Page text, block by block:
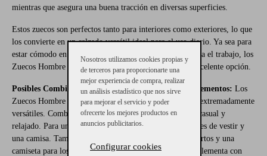
mientras que asegura una buena tracción en diversas superficies.
Estos zuecos son perfectos tanto para interiores como exteriores, lo que
los convierte en un calzado versátil ideal para el uso diario. Ya sea para
estar cómodo en casa, salir a hacer recados o incluso para el trabajo, los
Zuecos Hombre Birkenstock Boston son siempre una excelente opción.
Posibles Combinaciones con Otras Prendas o Complementos: Los
Zuecos Hombre Birkenstock Boston en verde oliva son extremadamente
versátiles. Combínalos con jeans o chinos para un look casual y
relajado. Para un estilo más formal, úsalos con pantalones de vestir y
una camisa. También puedes llevarlos con pantalones cortos y una
camiseta para los días más cálidos. Si lo prefieres, complementa con
Nosotros utilizamos cookies propias y
de terceros para proporcionarte una
mejor experiencia de compra, realizar
un análisis estadístico que nos sirve
para mejorar el servicio y poder
ofrecerte los mejores productos en
anuncios publicitarios.
Configurar cookies